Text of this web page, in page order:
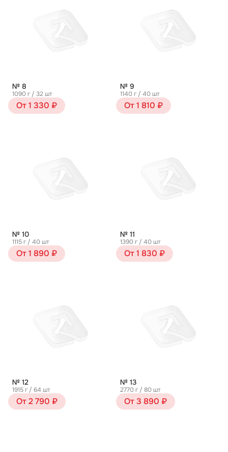
№ 8
1090 г / 32 шт
От 1 330 ₽
№ 9
1140 г / 40 шт
От 1 810 ₽
№ 10
1115 г / 40 шт
От 1 890 ₽
№ 11
1390 г / 40 шт
От 1 830 ₽
№ 12
1915 г / 64 шт
От 2 790 ₽
№ 13
2770 г / 80 шт
От 3 890 ₽